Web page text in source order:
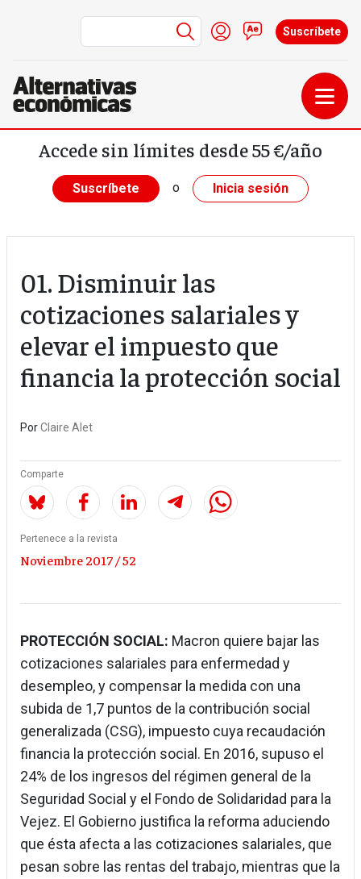
Pasar al contenido principal
Menú de cuenta de
Iniciar sesión
Contacto
Suscríbete
Accede sin límites desde 55 €/año
Suscríbete o Inicia sesión
01. Disminuir las
cotizaciones salariales y
elevar el impuesto que
financia la protección social
PorClaire Alet
Comparte
Pertenece a la revista
Noviembre 2017 / 52
PROTECCIÓN SOCIAL: Macron quiere bajar las
cotizaciones salariales para enfermedad y
desempleo, y compensar la medida con una
subida de 1,7 puntos de la contribución social
generalizada (CSG), impuesto cuya recaudación
financia la protección social. En 2016, supuso el
24% de los ingresos del régimen general de la
Seguridad Social y el Fondo de Solidaridad para la
Vejez. El Gobierno justifica la reforma aduciendo
que ésta afecta a las cotizaciones salariales, que
pesan sobre las rentas del trabajo, mientras que la